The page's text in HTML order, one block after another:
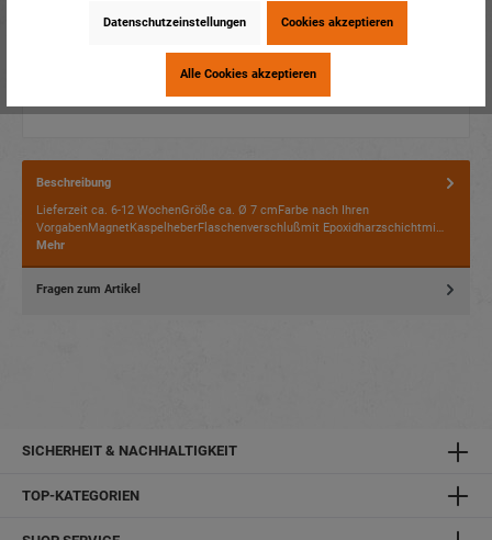
Beschreibung
Lieferzeit ca. 6-12 WochenGröße ca. Ø 7 cmFarbe nach Ihren
VorgabenMagnetKaspelheberFlaschenverschlußmit Epoxidharzschichtmi…
Mehr
Fragen zum Artikel
SICHERHEIT & NACHHALTIGKEIT
TOP-KATEGORIEN
Datenschutzeinstellungen Cookies akzeptieren
Alle Cookies akzeptieren